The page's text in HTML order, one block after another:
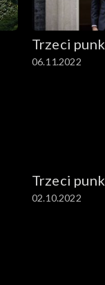
Trzeci
06.11.2022
Trzeci
02.10.2022